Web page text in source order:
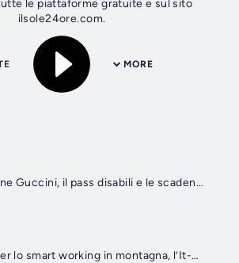
le piattaforme gratuite e sul sito
ilsole24ore.com.
MORE
L’eccezione Guccini, il pass disabili e le scadenze fiscali di agosto
Il bonus per lo smart working in montagna, l’It-Wallet e le vacanze pagate a rate